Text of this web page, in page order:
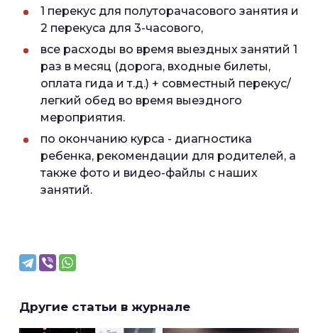
1 перекус для полуторачасового занятия и
2 перекуса для 3-часового,
все расходы во время выездных занятий 1
раз в месяц (дорога, входные билеты,
оплата гида и т.д.) + совместный перекус/
легкий обед во время выездного
мероприятия.
по окончанию курса - диагностика
ребенка, рекомендации для родителей, а
также фото и видео-файлы с наших
занятий.
Другие статьи в журнале